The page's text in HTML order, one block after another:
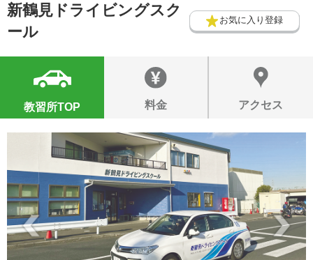
新鶴見ドライビングスク
ール
お気に入り登録
教習所TOP 料金 アクセス